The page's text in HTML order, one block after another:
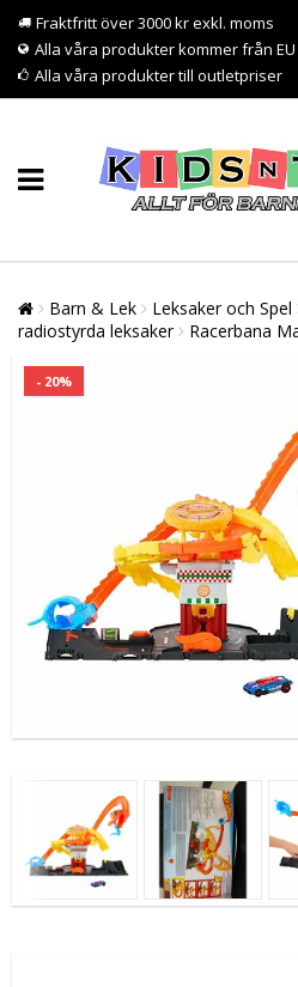
Fraktfritt över 3000 kr exkl. moms
Alla våra produkter kommer från
Alla våra produkter till outletpriser
Barn & Lek Leksaker och Spel
radiostyrda leksaker
Racerbana
- 20%